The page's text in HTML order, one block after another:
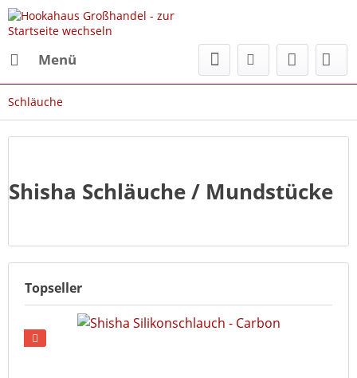
Menü
Schläuche
Shisha Schläuche / Mundstücke
Topseller